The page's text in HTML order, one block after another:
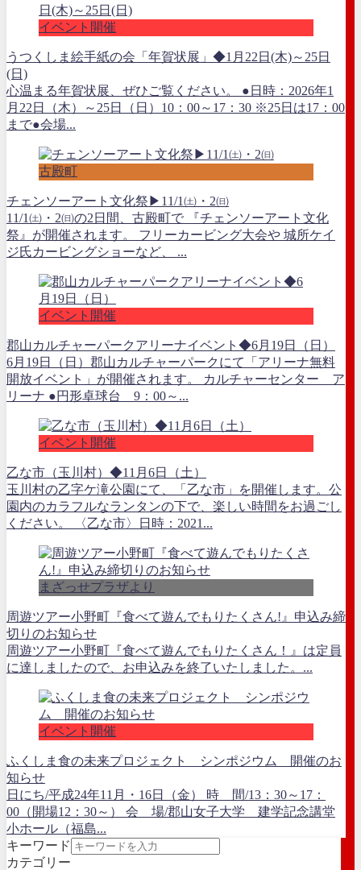
イベント開催
うつくしま絵手紙の会「年賀状展」◆1月22日(木)～25日
(日)
心温まる年賀状展、ぜひご覧ください。 ●日時：2026年1
月22日（木）～25日（日）10：00～17：30 ※25日は17：00
まで●会場...
古殿町
チェンソーアート文化祭▶11/1㈯・2㈰
11/1㈯・2㈰の2日間、古殿町で 『チェンソーアート文化
祭』が開催されます。 フリーカービング大会や 城所ケイ
ジ氏カービングショーなど、 ...
イベント開催
郡山カルチャーパークアリーナイベント◆6月19日（日）
6月19日（日）郡山カルチャーパークにて「アリーナ無料
開放イベント」が開催されます。 カルチャーセンター ア
リーナ ●円形卓球台 9：00～...
イベント開催
乙な市（玉川村）◆11月6日（土）
玉川村の乙字ケ滝公園にて、「乙な市」を開催します。公
園内のカラフルなランタンの下で、楽しい時間をお過ごし
ください。 〈乙な市〉日時：2021...
まざっせプラザより
周遊ツアー小野町『食べて遊んでもりたくさん!』申込み締
切りのお知らせ
周遊ツアー小野町『食べて遊んでもりたくさん！』は定員
に達しましたので、お申込みを終了いたしました。...
イベント開催
ふくしま食の未来プロジェクト シンポジウム 開催のお
知らせ
日にち/平成24年11月・16日（金） 時 間/13：30～17：
00（開場12：30～） 会 場/郡山女子大学 建学記念講堂
小ホール（福島...
キーワード
カテゴリー